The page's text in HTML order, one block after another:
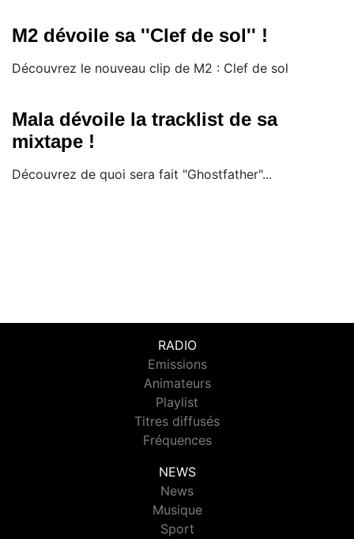
M2 dévoile sa ''Clef de sol'' !
Découvrez le nouveau clip de M2 : Clef de sol
Mala dévoile la tracklist de sa
mixtape !
Découvrez de quoi sera fait "Ghostfather"...
RADIO
Emissions
Animateurs
Playlist
Titres diffusés
Fréquences
NEWS
News
Musique
Sport